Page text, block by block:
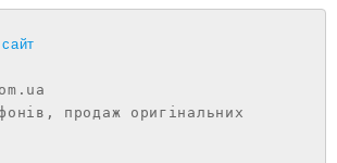
продаж оригінальних